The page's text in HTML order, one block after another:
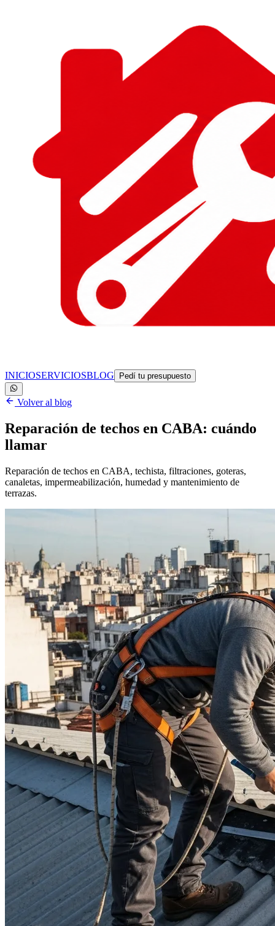
INICIOSERVICIOSBLOG Pedí tu presupuesto
Volver al blog
Reparación de techos en CABA: cuándo
llamar
Reparación de techos en CABA, techista, filtraciones, goteras,
canaletas, impermeabilización, humedad y mantenimiento de
terrazas.